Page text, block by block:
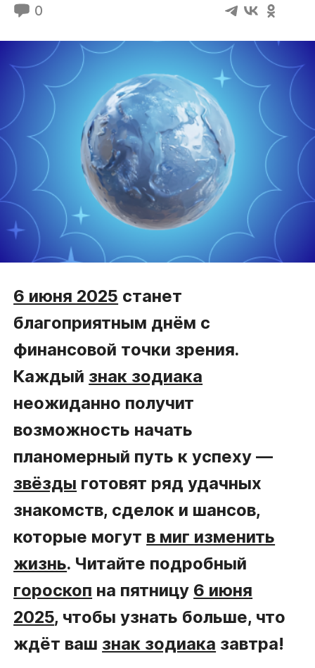
0
6 июня 2025 станет
благоприятным днём с
финансовой точки зрения.
Каждый знак зодиака
неожиданно получит
возможность начать
планомерный путь к успеху —
звёзды готовят ряд удачных
знакомств, сделок и шансов,
которые могут в миг изменить
жизнь. Читайте подробный
гороскоп на пятницу 6 июня
2025, чтобы узнать больше, что
ждёт ваш знак зодиака завтра!